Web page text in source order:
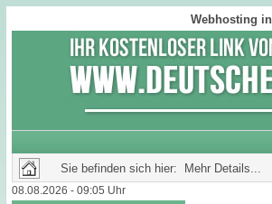
Webhosting
Sie befinden sich hier: Mehr Details...
08.08.2026 - 09:05 Uhr